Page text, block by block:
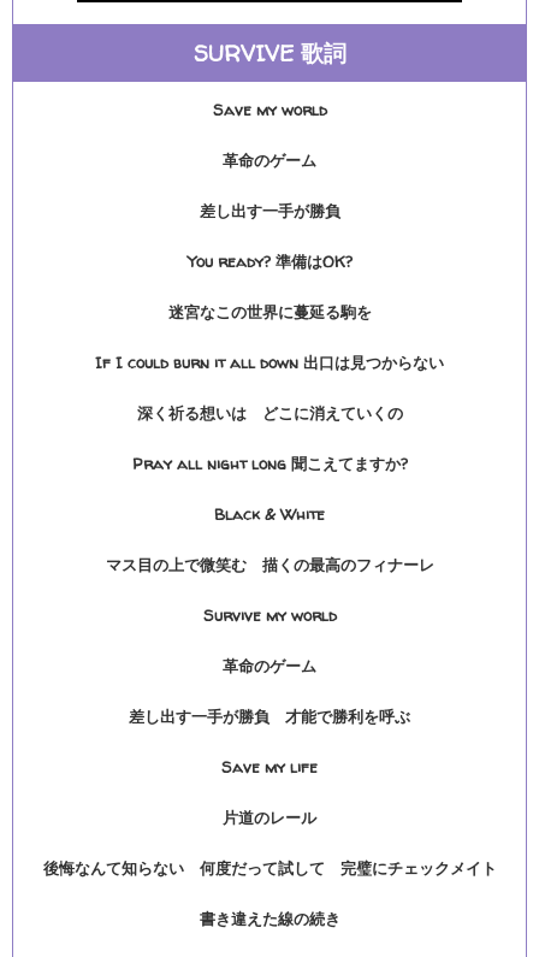
SURVIVE 歌詞
Save my world
革命のゲーム
差し出す一手が勝負
You ready? 準備はOK?
迷宮なこの世界に蔓延る駒を
If I could burn it all down 出口は見つからない
深く祈る想いは どこに消えていくの
Pray all night long 聞こえてますか?
Black & White
マス目の上で微笑む 描くの最高のフィナーレ
Survive my world
革命のゲーム
差し出す一手が勝負 才能で勝利を呼ぶ
Save my life
片道のレール
後悔なんて知らない 何度だって試して 完璧にチェックメイト
書き違えた線の続き